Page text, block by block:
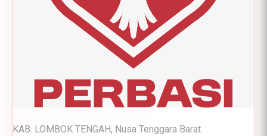
KAB. LOMBOK TENGAH, Nusa Tenggara Barat